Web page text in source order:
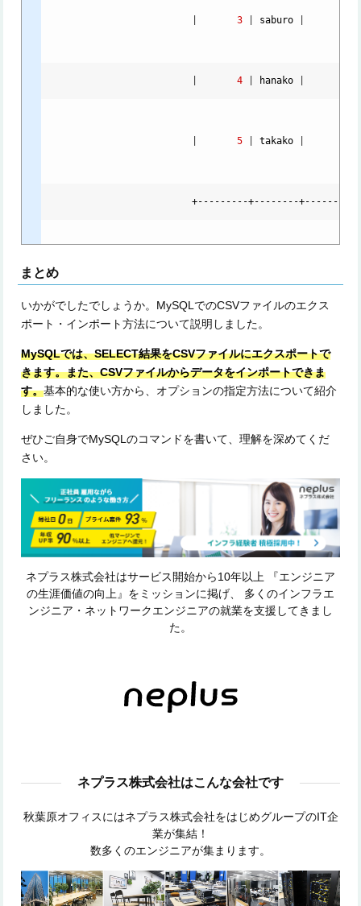
3 saburo
4 hanako
5 takako
+---------+--------
まとめ
いかがでしたでしょうか。MySQLでのCSVファイルのエクス
ポート・インポート方法について説明しました。
MySQLでは、SELECT結果をCSVファイルにエクスポートで
きます。また、CSVファイルからデータをインポートできま
す。基本的な使い方から、オプションの指定方法について紹介
しました。
ぜひご自身でMySQLのコマンドを書いて、理解を深めてくだ
さい。
ネプラス株式会社はサービス開始から10年以上 『エンジニア
の生涯価値の向上』をミッションに掲げ、
多くのインフラエ
ンジニア・ネットワークエンジニアの就業を支援してきまし
た。
ネプラス株式会社はこんな会社です
秋葉原オフィスにはネプラス株式会社をはじめグループのIT企
業が集結！
数多くのエンジニアが集まります。